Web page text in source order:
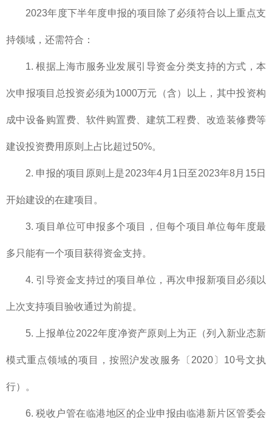
2023年度下半年度申报的项目除了必须符合以上重点支
持领域，还需符合：
1. 根据上海市服务业发展引导资金分类支持的方式，本
次申报项目总投资必须为1000万元（含）以上，其中投资构
成中设备购置费、软件购置费、建筑工程费、改造装修费等
建设投资费用原则上占比超过50%。
2. 申报的项目原则上是2023年4月1日至2023年8月15日
开始建设的在建项目。
3. 项目单位可申报多个项目，但每个项目单位每年度最
多只能有一个项目获得资金支持。
4. 引导资金支持过的项目单位，再次申报新项目必须以
上次支持项目验收通过为前提。
5. 上报单位2022年度净资产原则上为正（列入新业态新
模式重点领域的项目，按照沪发改服务〔2020〕10号文执
行）。
6. 税收户管在临港地区的企业申报由临港新片区管委会